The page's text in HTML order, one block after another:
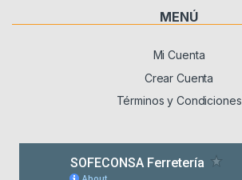
MENÚ
Mi Cuenta
Crear Cuenta
Términos y Condiciones